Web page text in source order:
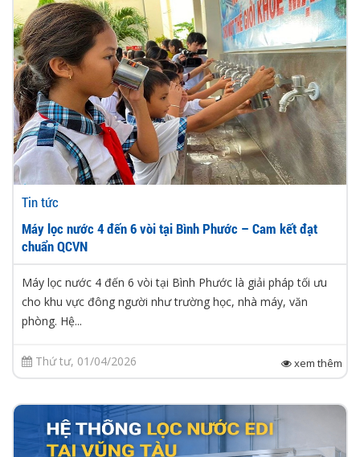
Tin tức
Máy lọc nước 4 đến 6 vòi tại Bình Phước – Cam kết đạt
chuẩn QCVN
Máy lọc nước 4 đến 6 vòi tại Bình Phước là giải pháp tối ưu
cho khu vực đông người như trường học, nhà máy, văn
phòng. Hệ...
Thứ tư, 01/04/2026 xem thêm